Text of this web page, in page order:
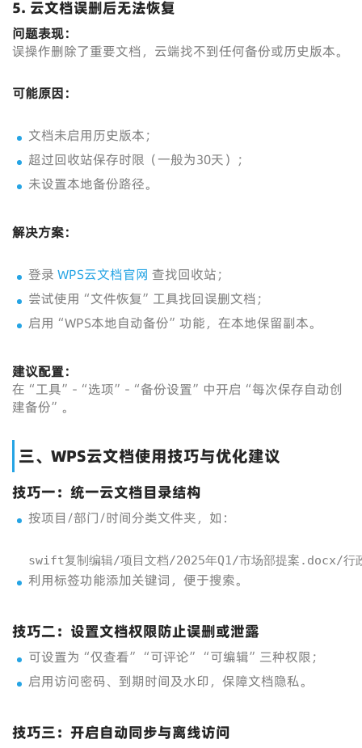
5. 云文档误删后无法恢复
问题表现：
误操作删除了重要文档，云端找不到任何备份或历史版本。
可能原因：
文档未启用历史版本；
超过回收站保存时限（一般为30天）；
未设置本地备份路径。
解决方案：
登录 WPS云文档官网 查找回收站；
尝试使用“文件恢复”工具找回误删文档；
启用“WPS本地自动备份”功能，在本地保留副本。
建议配置：
在“工具”-“选项”-“备份设置”中开启“每次保存自动创
建备份”。
三、WPS云文档使用技巧与优化建议
技巧一：统一云文档目录结构
按项目/部门/时间分类文件夹，如：
swift复制编辑/项目文档/2025年Q1/市场部提案.docx/
利用标签功能添加关键词，便于搜索。
技巧二：设置文档权限防止误删或泄露
可设置为“仅查看”“可评论”“可编辑”三种权限；
启用访问密码、到期时间及水印，保障文档隐私。
技巧三：开启自动同步与离线访问